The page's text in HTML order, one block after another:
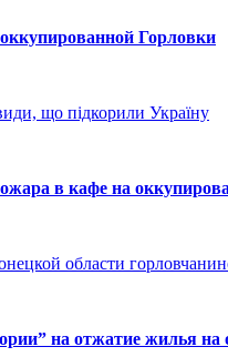
Горловки
що підкорили Україну
в кафе на
области
на отжатие жилья на